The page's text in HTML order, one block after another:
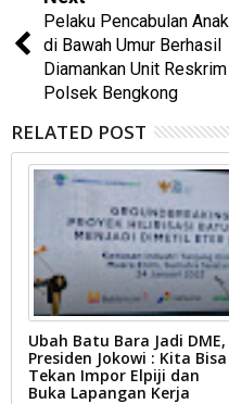
Pelaku Pencabulan Anak
di Bawah Umur Berhasil
Diamankan Unit Reskrim
Polsek Bengkong
RELATED POST
Ubah Batu Bara Jadi DME,
Presiden Jokowi : Kita Bisa
Tekan Impor Elpiji dan
Buka Lapangan Kerja